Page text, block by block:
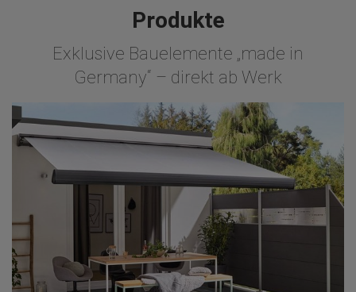
Produkte
Exklusive Bauelemente „made in
Germany“ – direkt ab Werk